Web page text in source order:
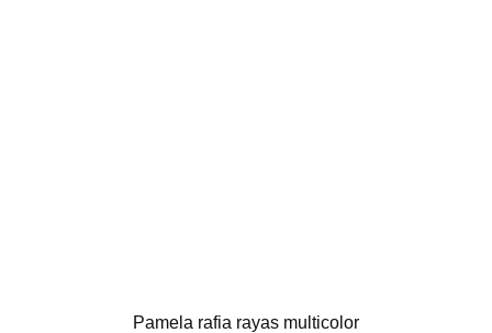
Pamela rafia rayas multicolor